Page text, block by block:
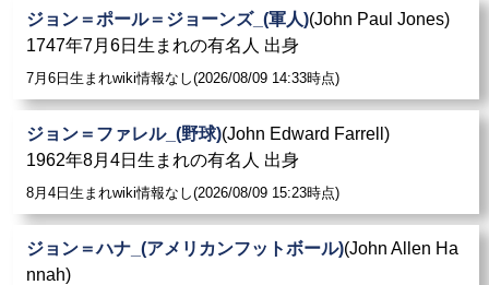
ジョン＝ポール＝ジョーンズ_(軍人)(John Paul Jones)
1747年7月6日生まれの有名人 出身
7月6日生まれwiki情報なし(2026/08/09 14:33時点)
ジョン＝ファレル_(野球)(John Edward Farrell)
1962年8月4日生まれの有名人 出身
8月4日生まれwiki情報なし(2026/08/09 15:23時点)
ジョン＝ハナ_(アメリカンフットボール)(John Allen Ha
nnah)